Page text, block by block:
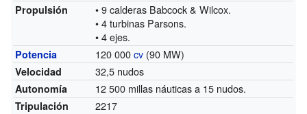
Propulsión
• 9 calderas Babcock & Wilcox.
• 4 turbinas Parsons.
• 4 ejes.
Potencia 120 000cv (90 MW)
Velocidad 32,5 nudos
Autonomía 12 500 millas náuticas a 15 nudos.
Tripulación 2217